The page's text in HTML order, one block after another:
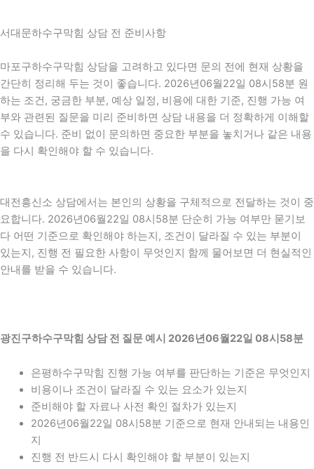
서대문하수구막힘 상담 전 준비사항
마포구하수구막힘 상담을 고려하고 있다면 문의 전에 현재 상황을
간단히 정리해 두는 것이 좋습니다. 2026년06월22일 08시58분 원
하는 조건, 궁금한 부분, 예상 일정, 비용에 대한 기준, 진행 가능 여
부와 관련된 질문을 미리 준비하면 상담 내용을 더 정확하게 이해할
수 있습니다. 준비 없이 문의하면 중요한 부분을 놓치거나 같은 내용
을 다시 확인해야 할 수 있습니다.
대전흥신소 상담에서는 본인의 상황을 구체적으로 전달하는 것이 중
요합니다. 2026년06월22일 08시58분 단순히 가능 여부만 묻기보
다 어떤 기준으로 확인해야 하는지, 조건이 달라질 수 있는 부분이
있는지, 진행 전 필요한 사항이 무엇인지 함께 물어보면 더 현실적인
안내를 받을 수 있습니다.
광진구하수구막힘 상담 전 질문 예시 2026년06월22일 08시58분
은평하수구막힘 진행 가능 여부를 판단하는 기준은 무엇인지
비용이나 조건이 달라질 수 있는 요소가 있는지
준비해야 할 자료나 사전 확인 절차가 있는지
2026년06월22일 08시58분 기준으로 현재 안내되는 내용인
지
진행 전 반드시 다시 확인해야 할 부분이 있는지